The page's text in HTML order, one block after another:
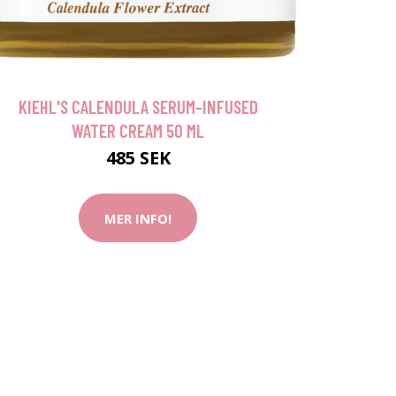
KIEHL'S CALENDULA SERUM-INFUSED
WATER CREAM 50 ML
485 SEK
MER INFO!